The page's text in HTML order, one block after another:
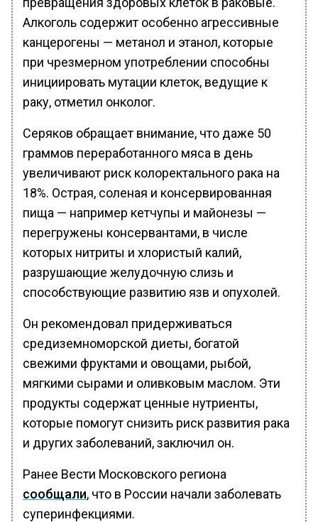
Алкоголь содержит особенно агрессивные
канцерогены — метанол и этанол, которые
при чрезмерном употреблении способны
инициировать мутации клеток, ведущие к
раку, отметил онколог.
Серяков обращает внимание, что даже 50
граммов переработанного мяса в день
увеличивают риск колоректального рака на
18%. Острая, соленая и консервированная
пища — например кетчупы и майонезы —
перегружены консервантами, в числе
которых нитриты и хлористый калий,
разрушающие желудочную слизь и
способствующие развитию язв и опухолей.
Он рекомендовал придерживаться
средиземноморской диеты, богатой
свежими фруктами и овощами, рыбой,
мягкими сырами и оливковым маслом. Эти
продукты содержат ценные нутриенты,
которые помогут снизить риск развития рака
и других заболеваний, заключил он.
Ранее Вести Московского региона
сообщали, что в России начали заболевать
суперинфекциями.